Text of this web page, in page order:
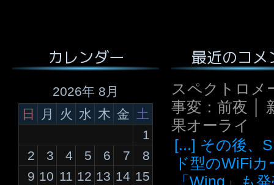
カレンダー
2026年 8月
日
月 火 水 木 金
土
1
2
3 4 5 6 7
8
9 10 11 12 13 14 15
最近のコメ
スペクトロメ
事変：前夜 │
果オーライ
[...] その後、
ド型のWiFiカ
「Wing」も